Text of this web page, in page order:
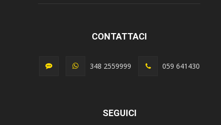
CONTATTACI
348 2559999 059 641430
SEGUICI